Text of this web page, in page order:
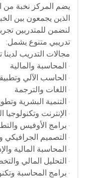
يضم المركز نخبة من
الذين يجمعون بين
لنضمن للمتدربين
تدريبي متنوع يشمل:
مجالات التدريب
• المحاسبة والمالية
• الحاسب الآلي
• اللغات والترجمة
• التنمية البشرية
• الإنترنت وتكنولوجيا
• برامج الأوفيس
• التصميم الجرافيكي
• المحاسبة المالية
• التحليل المالي
• برامج المحاسبة